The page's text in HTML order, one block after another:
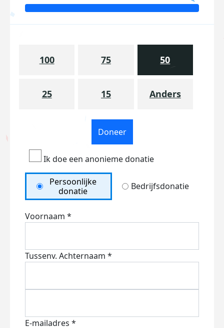
100 75 50
25 15 Anders
Doneer
Ik doe een anonieme donatie
Persoonlijke
donatie
Bedrijfsdonatie
Voornaam *
Tussenv. Achternaam *
E-mailadres *